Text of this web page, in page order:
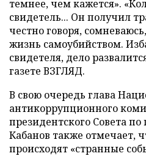
темнее, чем кажется».
свидетель... Он получил
честно говоря,
жизнь самоубийством.
свидетеля, дело
газете ВЗГЛЯД.
В свою очередь глава
антикоррупционного
президентского Совета
Кабанов также отмечает,
происходят «странные